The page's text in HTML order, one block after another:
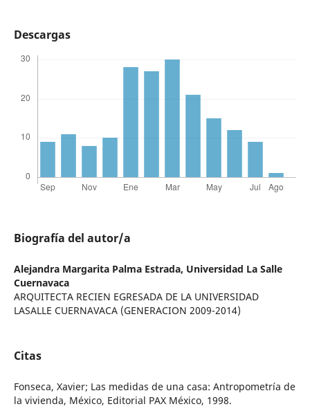
Descargas
Biografía del autor/a
Alejandra Margarita Palma Estrada, Universidad La Salle
Cuernavaca
ARQUITECTA RECIEN EGRESADA DE LA UNIVERSIDAD
LASALLE CUERNAVACA (GENERACION 2009-2014)
Citas
Fonseca, Xavier; Las medidas de una casa: Antropometría de
la vivienda, México, Editorial PAX México, 1998.